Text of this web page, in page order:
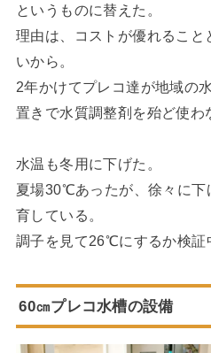
というものに替えた。
理由は、コストが優れるこ
いから。
2年かけてプレコ達が地域の
置きで水質調整剤を殆ど使わ
水温も冬用に下げた。
夏場30℃あったが、徐々に
育している。
調子を見て26℃にするか検証
60㎝プレコ水槽の設備